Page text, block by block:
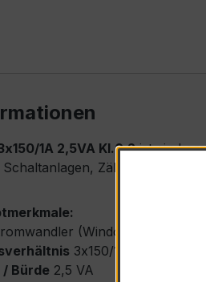
1A 2,5VA Kl.0,2ist ein
Zählerfeldern
(Window-Type) –
3x150/1 A
Bürde 2,5 VA